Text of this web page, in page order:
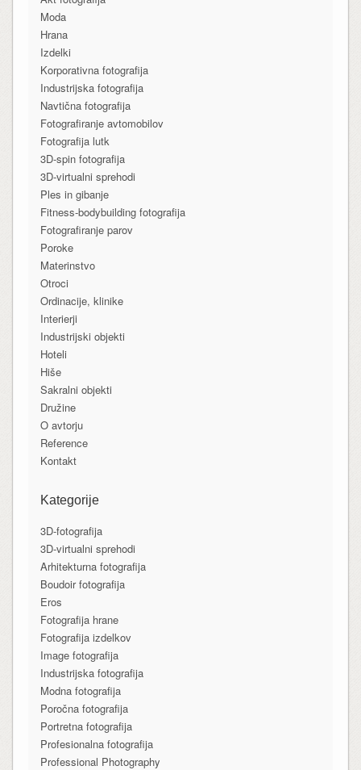
Moda
Hrana
Izdelki
Korporativna fotografija
Industrijska fotografija
Navtična fotografija
Fotografiranje avtomobilov
Fotografija lutk
3D-spin fotografija
3D-virtualni sprehodi
Ples in gibanje
Fitness-bodybuilding fotografija
Fotografiranje parov
Poroke
Materinstvo
Otroci
Ordinacije, klinike
Interierji
Industrijski objekti
Hoteli
Hiše
Sakralni objekti
Družine
O avtorju
Reference
Kontakt
Kategorije
3D-fotografija
3D-virtualni sprehodi
Arhitekturna fotografija
Boudoir fotografija
Eros
Fotografija hrane
Fotografija izdelkov
Image fotografija
Industrijska fotografija
Modna fotografija
Poročna fotografija
Portretna fotografija
Profesionalna fotografija
Professional Photography